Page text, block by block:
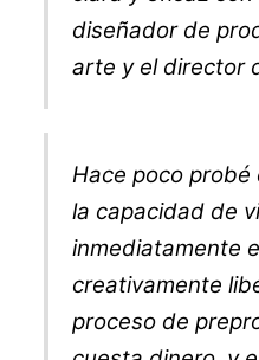
diseñador de
arte y el director
Hace poco probé
la capacidad de
inmediatamente
creativamente
proceso de